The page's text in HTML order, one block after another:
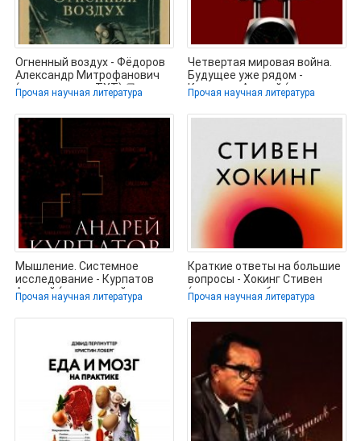
Огненный воздух - Фёдоров
Александр Митрофанович
(первая книга .TXT) 📗
Прочая научная литература
Четвертая мировая война.
Будущее уже рядом -
Курпатов Андрей (читать
книги без
Прочая научная литература
Мышление. Системное
исследование - Курпатов
Андрей (книги онлайн
бесплатно
Прочая научная литература
Краткие ответы на большие
вопросы - Хокинг Стивен
(читать книги без
сокращений
Прочая научная литература